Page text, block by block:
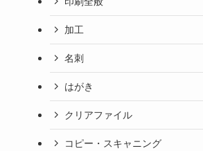
加工
名刺
はがき
クリアファイル
コピー・スキャニング